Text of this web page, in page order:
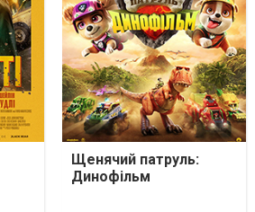
Щенячий патруль:
Динофільм